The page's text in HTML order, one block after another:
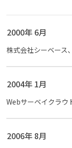
会社情報
よくある質問
資料請
2000年 6月
株式会社シーベース
2004年 1月
Webサーベイクラウ
2006年 8月